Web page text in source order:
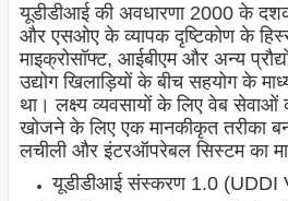
यूडीडीआई की अवधारणा 2000 के
और एसओए के व्यापक दृष्टिकोण के
माइक्रोसॉफ्ट, आईबीएम और अन्य
उद्योग खिलाड़ियों के बीच सहयोग के
था। लक्ष्य व्यवसायों के लिए वेब
खोजने के लिए एक मानकीकृत तरीका
लचीली और इंटरऑपरेबल सिस्टम का
यूडीडीआई संस्करण 1.0 (UDDI